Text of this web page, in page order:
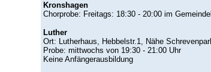
Kronshagen
Chorprobe: Freitags: 18:30 - 20:00 im
Luther
Ort: Lutherhaus, Hebbelstr.1, Nähe
Probe: mittwochs von 19:30 - 21:00 Uhr
Keine Anfängerausbildung